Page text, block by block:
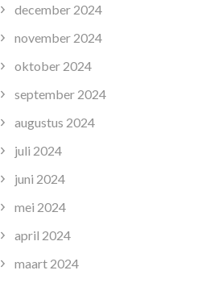
december 2024
november 2024
oktober 2024
september 2024
augustus 2024
juli 2024
juni 2024
mei 2024
april 2024
maart 2024